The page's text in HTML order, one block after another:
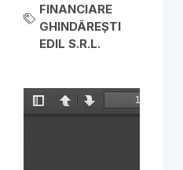
FINANCIARE
GHINDĂREȘTI
EDIL S.R.L.